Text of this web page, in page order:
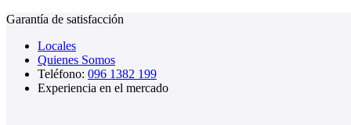
Garantía de satisfacción
Locales
Quienes Somos
Teléfono: 096 1382 199
Experiencia en el mercado